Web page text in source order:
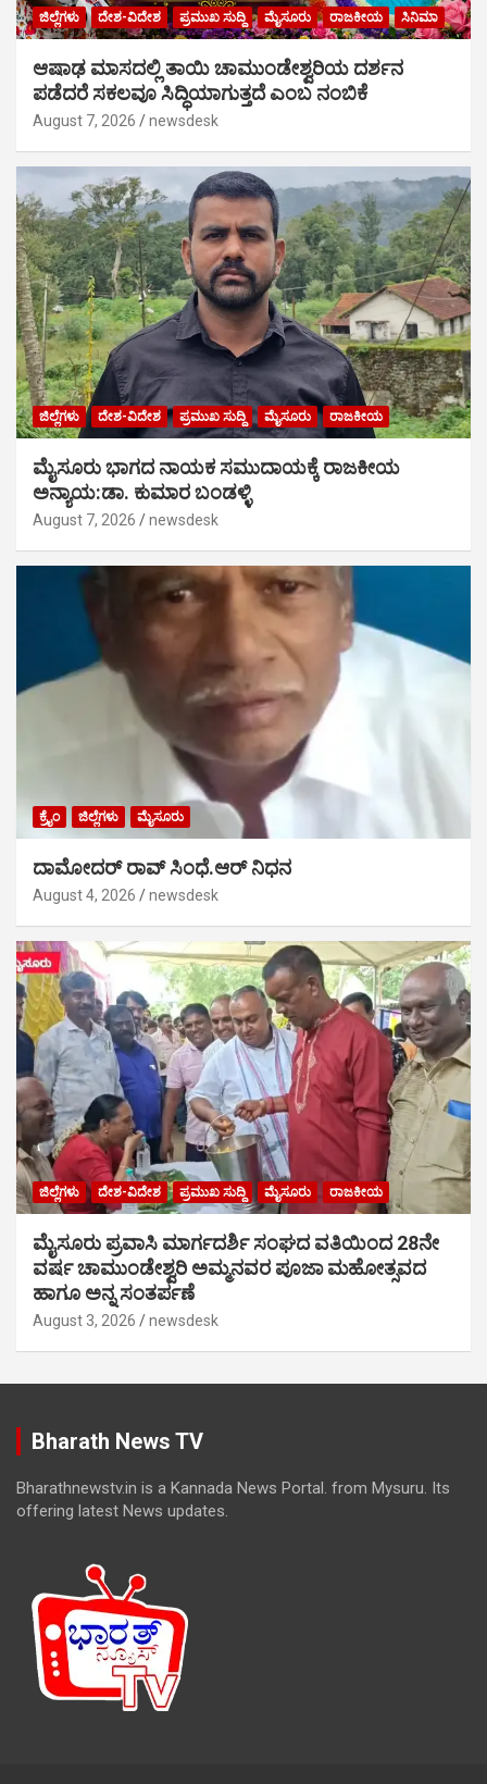
ಜಿಲ್ಲೆಗಳು ದೇಶ-ವಿದೇಶ ಪ್ರಮುಖ ಸುದ್ದಿ ಮೈಸೂರು ರಾಜಕೀಯ ಸಿನಿಮಾ
ಆಷಾಢ ಮಾಸದಲ್ಲಿ ತಾಯಿ ಚಾಮುಂಡೇಶ್ವರಿಯ ದರ್ಶನ
ಪಡೆದರೆ ಸಕಲವೂ ಸಿದ್ಧಿಯಾಗುತ್ತದೆ ಎಂಬ ನಂಬಿಕೆ
August 7, 2026 newsdesk
ಜಿಲ್ಲೆಗಳು ದೇಶ-ವಿದೇಶ ಪ್ರಮುಖ ಸುದ್ದಿ ಮೈಸೂರು ರಾಜಕೀಯ
ಮೈಸೂರು ಭಾಗದ ನಾಯಕ ಸಮುದಾಯಕ್ಕೆ ರಾಜಕೀಯ
ಅನ್ಯಾಯ:ಡಾ. ಕುಮಾರ ಬಂಡಳ್ಳಿ
August 7, 2026 newsdesk
ಕ್ರೈಂ ಜಿಲ್ಲೆಗಳು ಮೈಸೂರು
ದಾಮೋದರ್ ರಾವ್ ಸಿಂಧೆ.ಆರ್ ನಿಧನ
August 4, 2026 newsdesk
ಜಿಲ್ಲೆಗಳು ದೇಶ-ವಿದೇಶ ಪ್ರಮುಖ ಸುದ್ದಿ ಮೈಸೂರು ರಾಜಕೀಯ
ಮೈಸೂರು ಪ್ರವಾಸಿ ಮಾರ್ಗದರ್ಶಿ ಸಂಘದ ವತಿಯಿಂದ 28ನೇ
ವರ್ಷ ಚಾಮುಂಡೇಶ್ವರಿ ಅಮ್ಮನವರ ಪೂಜಾ ಮಹೋತ್ಸವದ
ಹಾಗೂ ಅನ್ನ ಸಂತರ್ಪಣೆ
August 3, 2026 newsdesk
Bharath News TV
Bharathnewstv.in is a Kannada News Portal. from Mysuru. Its
offering latest News updates.